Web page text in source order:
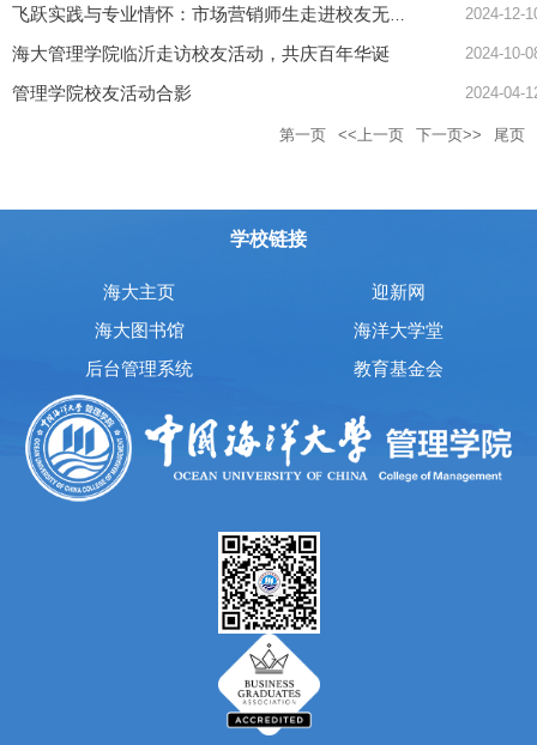
2024-12-
海大管理学院临沂走访校友活动，共庆百年华诞 2024-10-
管理学院校友活动合影 2024-04-
第一页 <<上一页 下一页>> 尾页
学校链接
海大主页
迎新网
海大图书馆
海洋大学堂
后台管理系统
教育基金会